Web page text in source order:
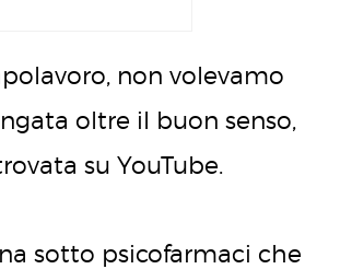
non volevamo
oltre il buon senso,
su YouTube.
sotto psicofarmaci che